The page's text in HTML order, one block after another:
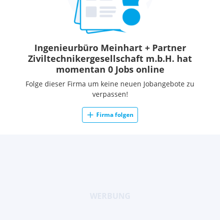
Ingenieurbüro Meinhart + Partner
Ziviltechnikergesellschaft m.b.H. hat
momentan 0 Jobs online
Folge dieser Firma um keine neuen Jobangebote zu
verpassen!
Firma folgen